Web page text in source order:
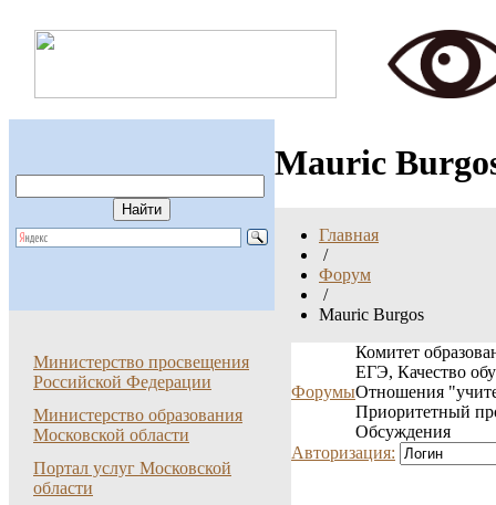
Mauric
Главная
/
Форум
/
Mauric Burgos
Министерство просвещения
Российской Федерации
Министерство образования
Московской области
Портал услуг Московской
области
Форумы
Комитет
ЕГЭ, Качество
Отношения
Приоритетный
Обсуждения
Авторизация: